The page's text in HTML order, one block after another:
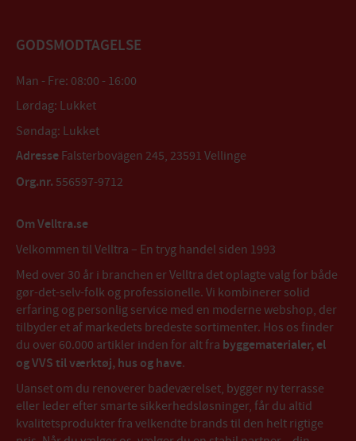
GODSMODTAGELSE
Man - Fre: 08:00 - 16:00
Lørdag: Lukket
Søndag: Lukket
Adresse Falsterbovägen 245, 23591 Vellinge
Org.nr. 556597-9712
Om Velltra.se
Velkommen til Velltra – En tryg handel siden 1993
Med over 30 år i branchen er Velltra det oplagte valg for både
gør-det-selv-folk og professionelle. Vi kombinerer solid
erfaring og personlig service med en moderne webshop, der
tilbyder et af markedets bredeste sortimenter. Hos os finder
du over 60.000 artikler inden for alt fra byggematerialer, el
og VVS til værktøj, hus og have.
Uanset om du renoverer badeværelset, bygger ny terrasse
eller leder efter smarte sikkerhedsløsninger, får du altid
kvalitetsprodukter fra velkendte brands til den helt rigtige